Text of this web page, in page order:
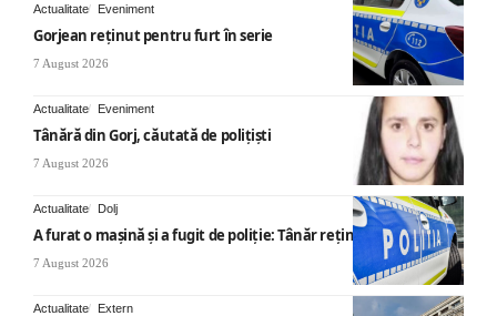
Actualitate Eveniment
Gorjean reținut pentru furt în serie
7 August 2026
Actualitate Eveniment
Tânără din Gorj, căutată de polițiști
7 August 2026
Actualitate Dolj
A furat o mașină și a fugit de poliție: Tânăr reținut
7 August 2026
Actualitate Extern